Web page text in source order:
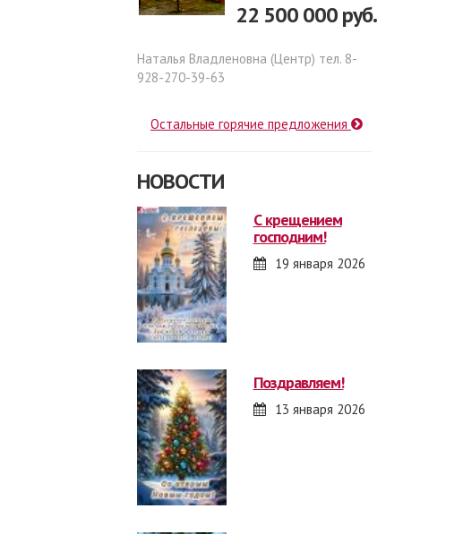
22 500 000 руб.
Наталья Владленовна (Центр) тел. 8-
928-270-39-63
Остальные горячие предложения
НОВОСТИ
с крещением
господним!
19 января 2026
поздравляем!
13 января 2026